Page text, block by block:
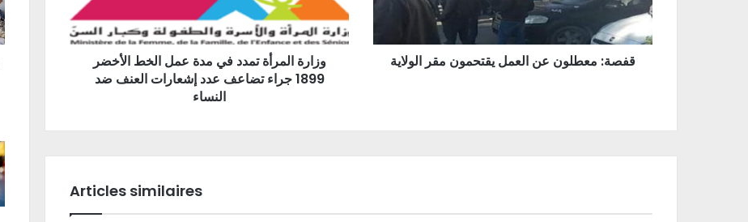
وزارة المرأة تمدد في مدة عمل الخط الأخضر
1899 جراء تضاعف عدد إشعارات العنف ضد
النساء
قفصة: معطلون عن العمل يقتحمون مقر الولاية
Articles similaires